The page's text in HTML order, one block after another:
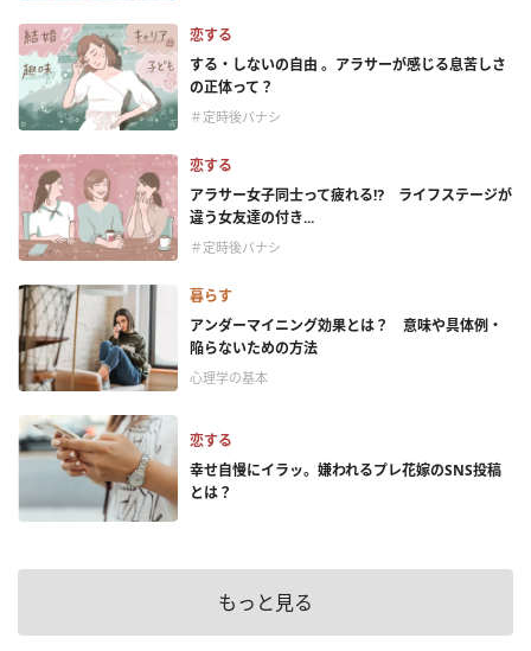
恋する
する・しないの自由 。アラサーが感じる息苦しさ
の正体って？
＃定時後バナシ
恋する
アラサー女子同士って疲れる⁉ ライフステージが
違う女友達の付き...
＃定時後バナシ
暮らす
アンダーマイニング効果とは？ 意味や具体例・
陥らないための方法
心理学の基本
恋する
幸せ自慢にイラッ。嫌われるプレ花嫁のSNS投稿
とは？
もっと見る